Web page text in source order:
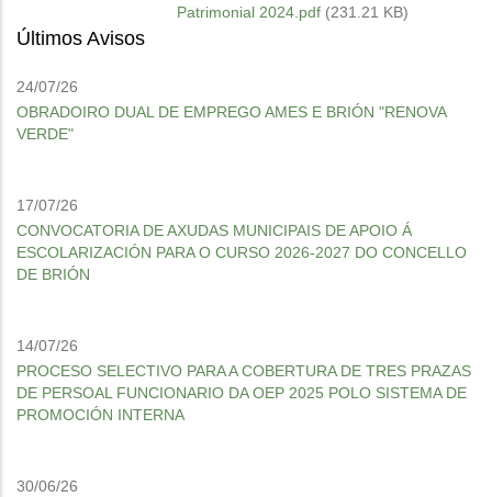
Patrimonial 2024.pdf (231.21 KB)
Últimos Avisos
24/07/26
OBRADOIRO DUAL DE EMPREGO AMES E BRIÓN "RENOVA
VERDE"
17/07/26
CONVOCATORIA DE AXUDAS MUNICIPAIS DE APOIO Á
ESCOLARIZACIÓN PARA O CURSO 2026-2027 DO CONCELLO
DE BRIÓN
14/07/26
PROCESO SELECTIVO PARA A COBERTURA DE TRES PRAZAS
DE PERSOAL FUNCIONARIO DA OEP 2025 POLO SISTEMA DE
PROMOCIÓN INTERNA
30/06/26